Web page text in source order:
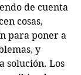
de cuenta
cosas,
para poner a
y
solución. Los